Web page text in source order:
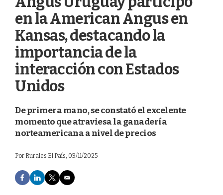
en la American Angus en
Kansas, destacando la
importancia de la
interacción con Estados
Unidos
De primera mano, se constató el excelente
momento que atraviesa la ganadería
norteamericana a nivel de precios
Por Rurales El País, 03/11/2025
F
a
L
i
T
w
E
m